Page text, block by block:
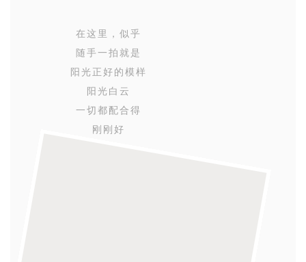
在这里，似乎
随手一拍就是
阳光正好的模样
阳光白云
一切都配合得
刚刚好